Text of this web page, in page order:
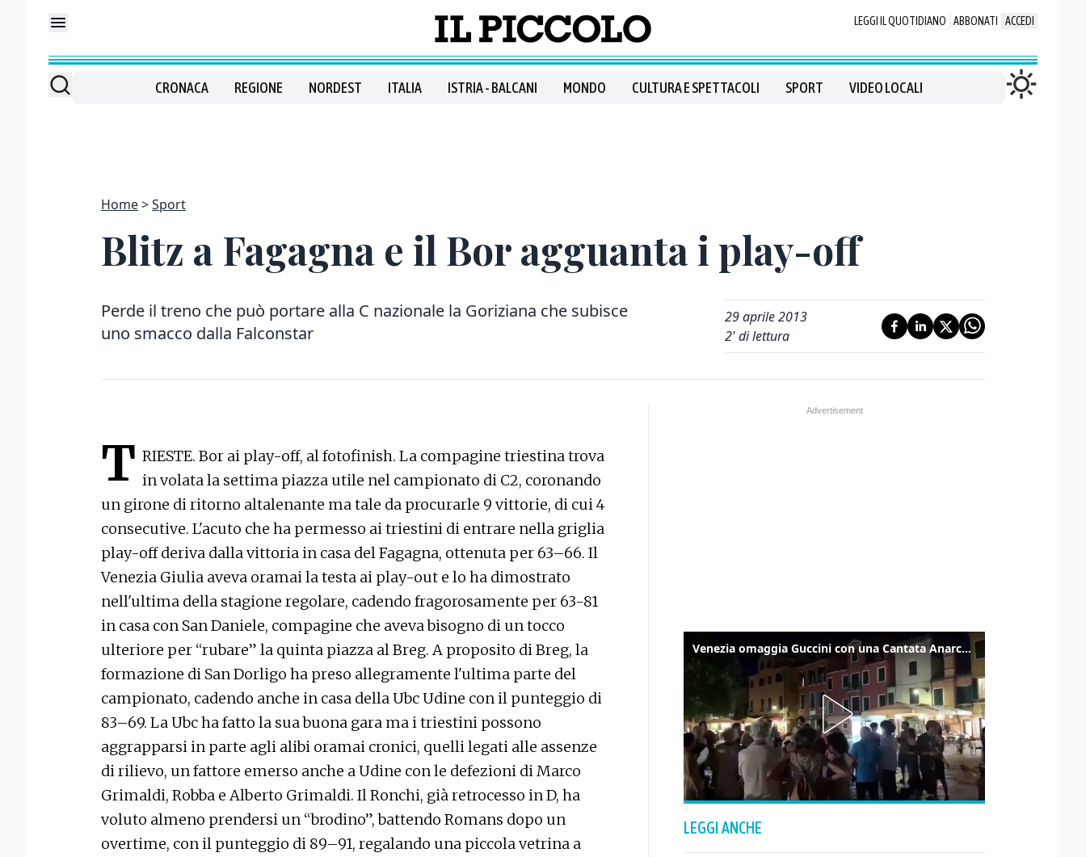
LEGGI IL QUOTIDIANO ABBONATI ACCEDI
CRONACA REGIONE NORDEST ITALIA ISTRIA - BALCANI MONDO CULTURA E SPETTACOLI SPORT VIDEO LOCALI
Home Sport
Blitz a Fagagna e il Bor agguanta i play-off
Perde il treno che può portare alla C nazionale la Goriziana che subisce
uno smacco dalla Falconstar
29 aprile 2013
2' di lettura
T RIESTE. Bor ai play-off, al fotofinish. La compagine triestina trova
in volata la settima piazza utile nel campionato di C2, coronando
un girone di ritorno altalenante ma tale da procurarle 9 vittorie, di cui 4
consecutive. L'acuto che ha permesso ai triestini di entrare nella griglia
play-off deriva dalla vittoria in casa del Fagagna, ottenuta per 63–66. Il
Venezia Giulia aveva oramai la testa ai play-out e lo ha dimostrato
nell'ultima della stagione regolare, cadendo fragorosamente per 63-81
in casa con San Daniele, compagine che aveva bisogno di un tocco
ulteriore per “rubare” la quinta piazza al Breg. A proposito di Breg, la
formazione di San Dorligo ha preso allegramente l'ultima parte del
campionato, cadendo anche in casa della Ubc Udine con il punteggio di
83–69. La Ubc ha fatto la sua buona gara ma i triestini possono
aggrapparsi in parte agli alibi oramai cronici, quelli legati alle assenze
di rilievo, un fattore emerso anche a Udine con le defezioni di Marco
Grimaldi, Robba e Alberto Grimaldi. Il Ronchi, già retrocesso in D, ha
voluto almeno prendersi un “brodino”, battendo Romans dopo un
overtime, con il punteggio di 89–91, regalando una piccola vetrina a
Venezia omaggia Guccini con una Cantata Anarchica in campo Santa Margherita
LEGGI ANCHE